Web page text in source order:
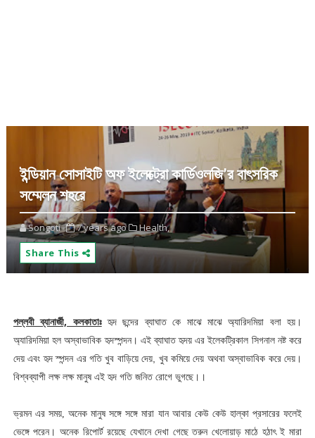
ইন্ডিয়ান সোসাইটি অফ ইলেক্ট্রো কার্ডিওলজি’র বাৎসরিক
সম্মেলন শহরে
Songoti 7 years ago
Health,
Share This
পল্লবী ব্যানার্জী, কলকাতাঃ হৃদ ছন্দের ব্যাঘাত কে মাঝে মাঝে অ্যারিদমিয়া বলা হয়।
অ্যারিদমিয়া হল অস্বাভাবিক হৃদস্পন্দন। এই ব্যাঘাত হৃদয় এর ইলেকট্রিকাল সিগনাল নষ্ট করে
দেয় এবং হৃদ স্পন্দন এর গতি খুব বাড়িয়ে দেয়, খুব কমিয়ে দেয় অথবা অস্বাভাবিক করে দেয়।
বিশ্বব্যাপী লক্ষ লক্ষ মানুষ এই হৃদ গতি জনিত রোগে ভুগছে।।
ভ্রমন এর সময়, অনেক মানুষ সঙ্গে সঙ্গে মারা যান আবার কেউ কেউ হাল্কা প্রসারের ফলেই
ভেঙ্গে পরেন। অনেক রিপোর্ট রয়েছে যেখানে দেখা গেছে তরুন খেলোয়াড় মাঠে হঠাৎ ই মারা